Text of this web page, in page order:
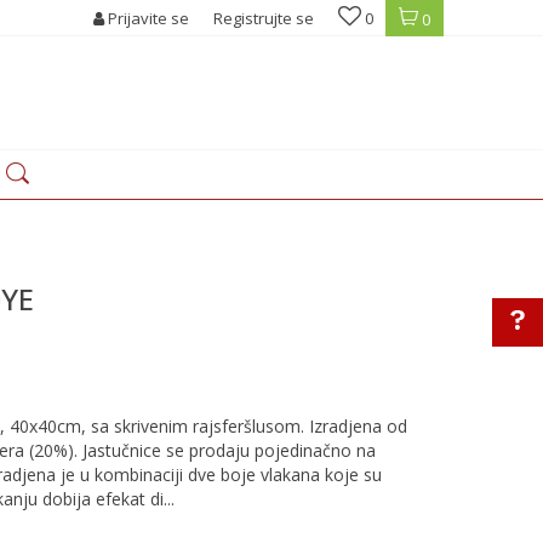
0
0
Prijavite se Registrujte se
40x40cm, sa skrivenim rajsferšlusom. Izradjena od
(20%). Jastučnice se prodaju pojedinačno na
je u kombinaciji dve boje vlakana koje su
dobija efekat di...